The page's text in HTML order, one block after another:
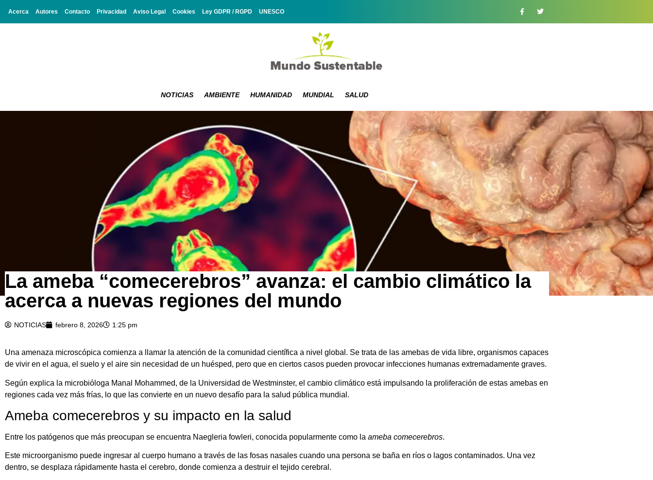
Acerca Autores Contacto Privacidad Aviso Legal Cookies Ley GDPR / RGPD UNESCO
NOTICIAS AMBIENTE HUMANIDAD MUNDIAL SALUD
La ameba “comecerebros” avanza: el cambio climático la
acerca a nuevas regiones del mundo
NOTICIAS febrero 8, 2026 1:25 pm
Una amenaza microscópica comienza a llamar la atención de la comunidad científica a nivel global. Se trata de las amebas de vida libre, organismos capaces
de vivir en el agua, el suelo y el aire sin necesidad de un huésped, pero que en ciertos casos pueden provocar infecciones humanas extremadamente graves.
Según explica la microbióloga Manal Mohammed, de la Universidad de Westminster, el cambio climático está impulsando la proliferación de estas amebas en
regiones cada vez más frías, lo que las convierte en un nuevo desafío para la salud pública mundial.
Ameba comecerebros y su impacto en la salud
Entre los patógenos que más preocupan se encuentra Naegleria fowleri, conocida popularmente como la ameba comecerebros.
Este microorganismo puede ingresar al cuerpo humano a través de las fosas nasales cuando una persona se baña en ríos o lagos contaminados. Una vez
dentro, se desplaza rápidamente hasta el cerebro, donde comienza a destruir el tejido cerebral.